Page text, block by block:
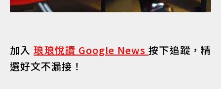
加入琅琅悅讀 Google News按下追蹤，精
選好文不漏接！